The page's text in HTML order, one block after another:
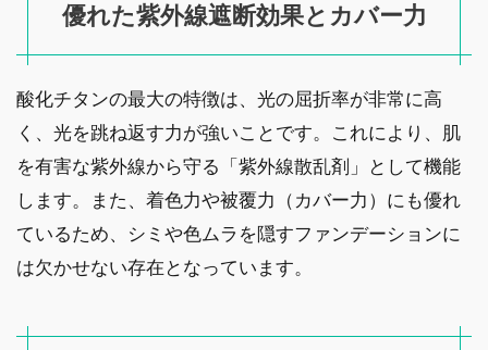
優れた紫外線遮断効果とカバー力
酸化チタンの最大の特徴は、光の屈折率が非常に高
く、光を跳ね返す力が強いことです。これにより、肌
を有害な紫外線から守る「紫外線散乱剤」として機能
します。また、着色力や被覆力（カバー力）にも優れ
ているため、シミや色ムラを隠すファンデーションに
は欠かせない存在となっています。